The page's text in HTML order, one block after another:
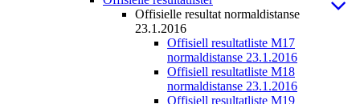
Offisielle resultat normaldistanse
23.1.2016
Offisiell resultatliste M17
normaldistanse 23.1.2016
Offisiell resultatliste M18
normaldistanse 23.1.2016
Offisiell resultatliste M19